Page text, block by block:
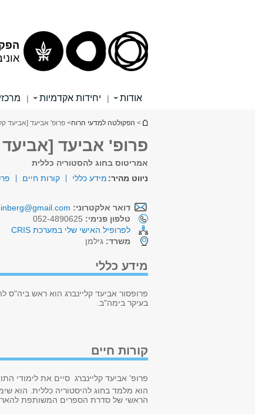
אודות | יחידות אקדמיות |
הינך נמצא כאן
> הפקולטה למדעי הרוח> פרופ' אביעד [אביעד
פרופ' אביעד [אביעד
אמריטוס בחוג להסטוריה כללית
ניווט מהיר: מידע כללי קורות חיים
דואר אלקטרוני:
טלפון פנימי:
לפרופיל האישי שלי במערכת CRIS
משרד: גילמן
מידע כללי
פרופסור אביעד קליינברג הוא ראש ביה"ס
בעיקר בימה"ב.
קורות חיים
פרופ' אביעד קליינברג סיים את לימודי
הוא מלמד בחוג להיסטוריה כללית. הוא
הראשי של סדרת הספרים המשותפת